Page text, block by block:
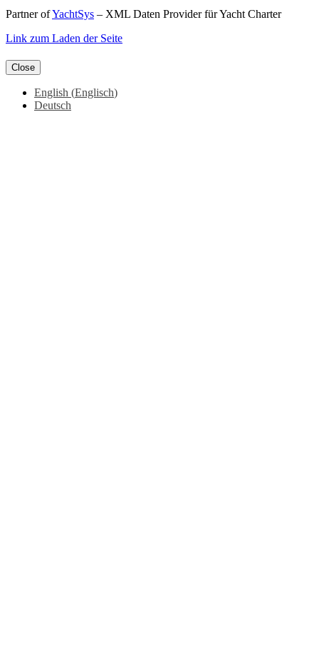
Partner ofYachtSys – XML Daten Provider für Yacht Charter
Facebook
Instagram
YouTube
Link zum Laden der Seite
Close
English (Englisch)
Deutsch